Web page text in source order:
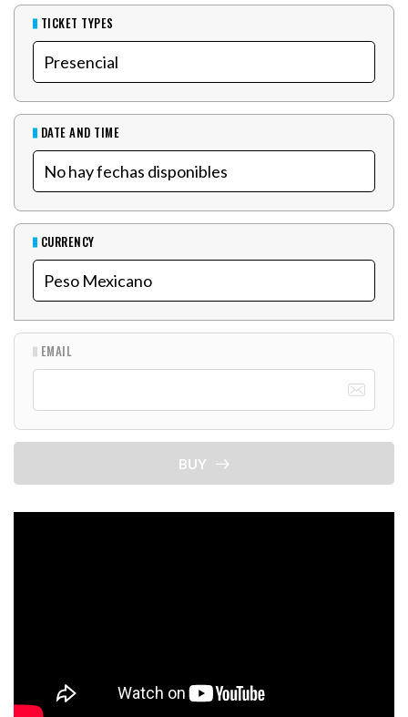
TICKET TYPES
DATE AND TIME
CURRENCY
EMAIL
BUY